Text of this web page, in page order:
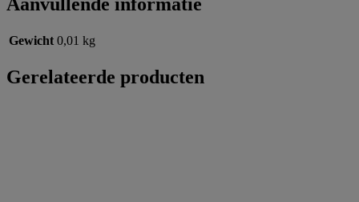
Aanvullende informatie
Gewicht 0,01 kg
Gerelateerde producten